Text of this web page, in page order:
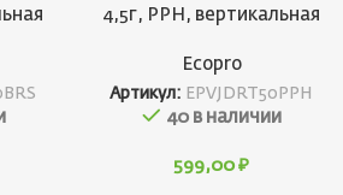
4,5г, PPH, вертикальная
Ecopro
Артикул: EPVJDRT50PPH
40 в наличии
599,00 ₽